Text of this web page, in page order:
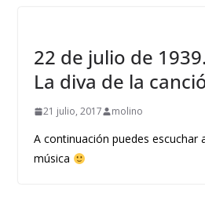
22 de julio de
La diva de la
21 julio, 2017 molino
A continuación puedes escuchar
música